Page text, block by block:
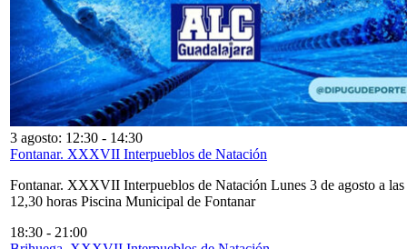
3 agosto: 12:30 - 14:30
Fontanar. XXXVII Interpueblos de Natación
Fontanar. XXXVII Interpueblos de Natación Lunes 3 de agosto a las
12,30 horas Piscina Municipal de Fontanar
18:30 - 21:00